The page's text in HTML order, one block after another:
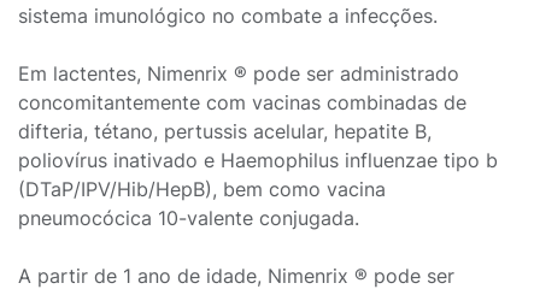
sistema imunológico no combate a infecções.
Em lactentes, Nimenrix ® pode ser administrado
concomitantemente com vacinas combinadas de
difteria, tétano, pertussis acelular, hepatite B,
poliovírus inativado e Haemophilus influenzae tipo b
(DTaP/IPV/Hib/HepB), bem como vacina
pneumocócica 10-valente conjugada.
A partir de 1 ano de idade, Nimenrix ® pode ser